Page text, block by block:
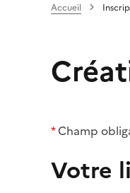
Accueil
*Champ
Votre